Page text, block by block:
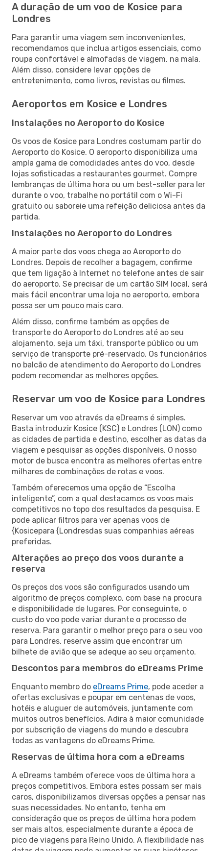
A duração de um voo de Kosice para
Londres
Para garantir uma viagem sem inconvenientes,
recomendamos que inclua artigos essenciais, como
roupa confortável e almofadas de viagem, na mala.
Além disso, considere levar opções de
entretenimento, como livros, revistas ou filmes.
Aeroportos em Kosice e Londres
Instalações no Aeroporto do Kosice
Os voos de Kosice para Londres costumam partir do
Aeroporto do Kosice. O aeroporto disponibiliza uma
ampla gama de comodidades antes do voo, desde
lojas sofisticadas a restaurantes gourmet. Compre
lembranças de última hora ou um best-seller para ler
durante o voo, trabalhe no portátil com o Wi-Fi
gratuito ou saboreie uma refeição deliciosa antes da
partida.
Instalações no Aeroporto do Londres
A maior parte dos voos chega ao Aeroporto do
Londres. Depois de recolher a bagagem, confirme
que tem ligação à Internet no telefone antes de sair
do aeroporto. Se precisar de um cartão SIM local, será
mais fácil encontrar uma loja no aeroporto, embora
possa ser um pouco mais caro.
Além disso, confirme também as opções de
transporte do Aeroporto do Londres até ao seu
alojamento, seja um táxi, transporte público ou um
serviço de transporte pré-reservado. Os funcionários
no balcão de atendimento do Aeroporto do Londres
podem recomendar as melhores opções.
Reservar um voo de Kosice para Londres
Reservar um voo através da eDreams é simples.
Basta introduzir Kosice (KSC) e Londres (LON) como
as cidades de partida e destino, escolher as datas da
viagem e pesquisar as opções disponíveis. O nosso
motor de busca encontra as melhores ofertas entre
milhares de combinações de rotas e voos.
Também oferecemos uma opção de “Escolha
inteligente”, com a qual destacamos os voos mais
competitivos no topo dos resultados da pesquisa. E
pode aplicar filtros para ver apenas voos de
{Kosicepara {Londresdas suas companhias aéreas
preferidas.
Alterações ao preço dos voos durante a
reserva
Os preços dos voos são configurados usando um
algoritmo de preços complexo, com base na procura
e disponibilidade de lugares. Por conseguinte, o
custo do voo pode variar durante o processo de
reserva. Para garantir o melhor preço para o seu voo
para Londres, reserve assim que encontrar um
bilhete de avião que se adeque ao seu orçamento.
Descontos para membros do eDreams Prime
Enquanto membro do eDreams Prime, pode aceder a
ofertas exclusivas e poupar em centenas de voos,
hotéis e aluguer de automóveis, juntamente com
muitos outros benefícios. Adira à maior comunidade
por subscrição de viagens do mundo e descubra
todas as vantagens do eDreams Prime.
Reservas de última hora com a eDreams
A eDreams também oferece voos de última hora a
preços competitivos. Embora estes possam ser mais
caros, disponibilizamos diversas opções a pensar nas
suas necessidades. No entanto, tenha em
consideração que os preços de última hora podem
ser mais altos, especialmente durante a época de
pico de viagens para Reino Unido. A flexibilidade nas